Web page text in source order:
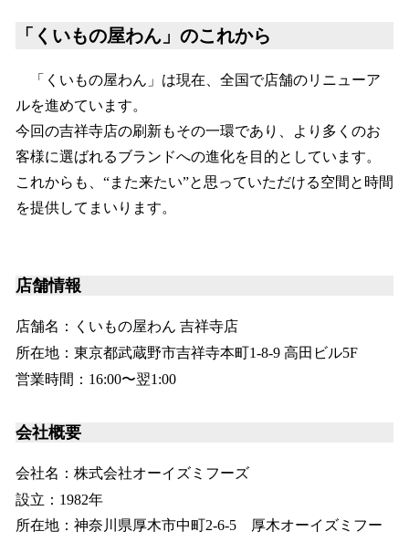
「くいもの屋わん」のこれから
「くいもの屋わん」は現在、全国で店舗のリニューア
ルを進めています。
今回の吉祥寺店の刷新もその一環であり、より多くのお
客様に選ばれるブランドへの進化を目的としています。
これからも、“また来たい”と思っていただける空間と時間
を提供してまいります。
店舗情報
店舗名：くいもの屋わん 吉祥寺店
所在地：東京都武蔵野市吉祥寺本町1-8-9 高田ビル5F
営業時間：16:00〜翌1:00
会社概要
会社名：株式会社オーイズミフーズ
設立：1982年
所在地：神奈川県厚木市中町2-6-5 厚木オーイズミフー